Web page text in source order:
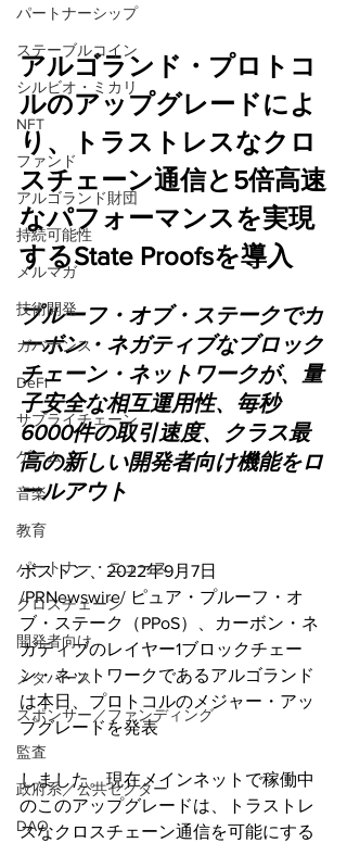
パートナーシップ
ステーブルコイン
シルビオ・ミカリ
NFT
ファンド
アルゴランド財団
持続可能性
メルマガ
技術開発
ガバナンス
DeFi
サプライチェーン
ゲーム
音楽
教育
パートナー・ニュース
クロスチェーン
開発者向け
メタバース
スポンサー／ファンディング
監査
政府系／公共セクター
DAO
アルゴランド・プロトコ
ルのアップグレードによ
り、トラストレスなクロ
スチェーン通信と5倍高速
なパフォーマンスを実現
するState Proofsを導入
プルーフ・オブ・ステークでカ
ーボン・ネガティブなブロック
チェーン・ネットワークが、量
子安全な相互運用性、毎秒
6000件の取引速度、クラス最
高の新しい開発者向け機能をロ
ールアウト
ボストン、2022年9月7日
/PRNewswire/ ピュア・プルーフ・オ
ブ・ステーク（PPoS）、カーボン・ネ
ガティブのレイヤー1ブロックチェー
ン・ネットワークであるアルゴランド
は本日、プロトコルのメジャー・アッ
プグレードを発表
しました。現在メインネットで稼働中
のこのアップグレードは、トラストレ
スなクロスチェーン通信を可能にする